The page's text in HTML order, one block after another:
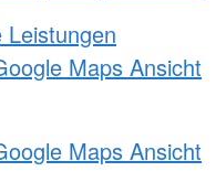
Leistungen
Maps Ansicht
Maps Ansicht